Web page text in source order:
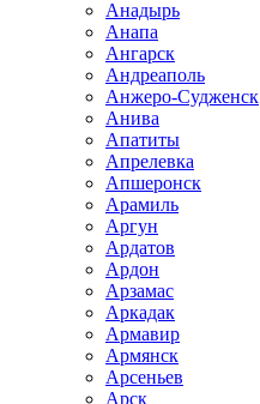
Анадырь
Анапа
Ангарск
Андреаполь
Анжеро-Судженск
Анива
Апатиты
Апрелевка
Апшеронск
Арамиль
Аргун
Ардатов
Ардон
Арзамас
Аркадак
Армавир
Армянск
Арсеньев
Арск